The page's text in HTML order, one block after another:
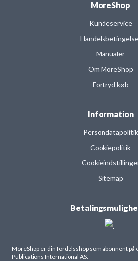
MoreShop
Kundeservice
Manualer
Om MoreShop
Fortryd køb
Information
Persondatapolitik
Cookiepolitik
Sitemap
MoreShop er din fordelsshop som abonnent på
Publications International AS.